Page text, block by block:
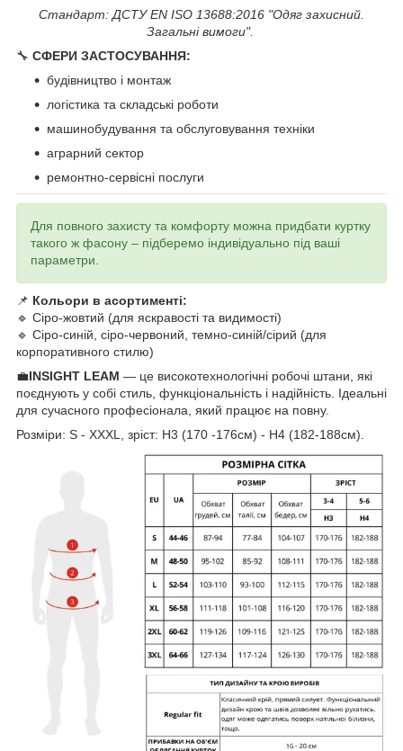
Стандарт: ДСТУ EN ISO 13688:2016 "Одяг захисний.
Загальні вимоги".
🔧 СФЕРИ ЗАСТОСУВАННЯ:
будівництво і монтаж
логістика та складські роботи
машинобудування та обслуговування техніки
аграрний сектор
ремонтно-сервісні послуги
Для повного захисту та комфорту можна придбати куртку
такого ж фасону – підберемо індивідуально під ваші
параметри.
📌 Кольори в асортименті:
🔹 Сіро-жовтий (для яскравості та видимості)
🔹 Сіро-синій, сіро-червоний, темно-синій/сірий (для
корпоративного стилю)
💼INSIGHT LEAM — це високотехнологічні робочі штани, які
поєднують у собі стиль, функціональність і надійність. Ідеальні
для сучасного професіонала, який працює на повну.
Розміри: S - XXXL, зріст: Н3 (170 -176см) - Н4 (182-188см).